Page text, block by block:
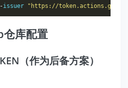
-issuer "https://
库配置
（作为后备方案）